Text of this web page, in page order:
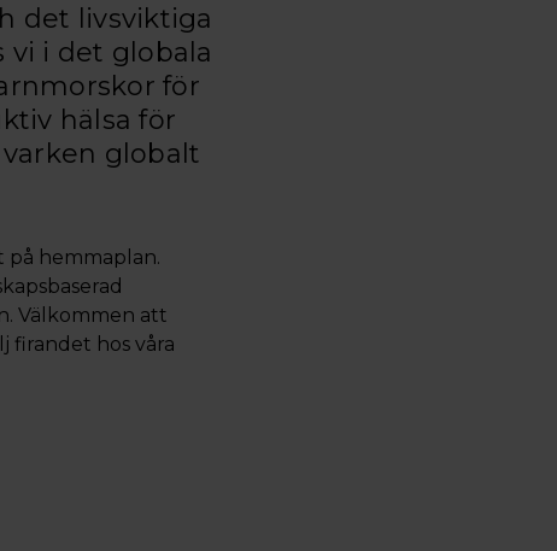
det livsviktiga
vi i det globala
för
hälsa för
globalt
hemmaplan.
Välkommen att
firandet hos våra